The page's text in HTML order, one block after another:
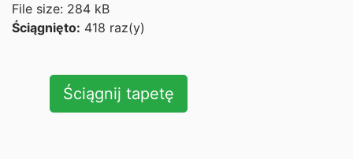
File size: 284 kB
Ściągnięto: 418 raz(y)
Ściągnij tapetę